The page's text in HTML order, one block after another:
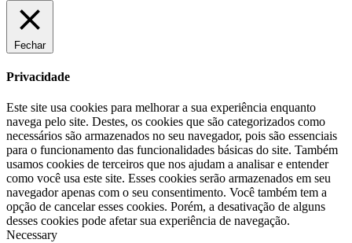
Fechar
Privacidade
Este site usa cookies para melhorar a sua experiência enquanto
navega pelo site. Destes, os cookies que são categorizados como
necessários são armazenados no seu navegador, pois são essenciais
para o funcionamento das funcionalidades básicas do site. Também
usamos cookies de terceiros que nos ajudam a analisar e entender
como você usa este site. Esses cookies serão armazenados em seu
navegador apenas com o seu consentimento. Você também tem a
opção de cancelar esses cookies. Porém, a desativação de alguns
desses cookies pode afetar sua experiência de navegação.
Necessary